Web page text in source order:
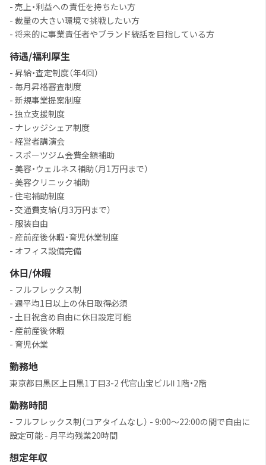
- 売上・利益への責任を持ちたい方
- 裁量の大きい環境で挑戦したい方
- 将来的に事業責任者やブランド統括を目指している方
待遇/福利厚生
- 昇給・査定制度（年4回）
- 毎月昇格審査制度
- 新規事業提案制度
- 独立支援制度
- ナレッジシェア制度
- 経営者講演会
- スポーツジム会費全額補助
- 美容・ウェルネス補助（月1万円まで）
- 美容クリニック補助
- 住宅補助制度
- 交通費支給（月3万円まで）
- 服装自由
- 産前産後休暇・育児休業制度
- オフィス設備完備
休日/休暇
- フルフレックス制
- 週平均1日以上の休日取得必須
- 土日祝含め自由に休日設定可能
- 産前産後休暇
- 育児休業
勤務地
東京都目黒区上目黒1丁目3-2 代官山宝ビルⅡ 1階・2階
勤務時間
- フルフレックス制（コアタイムなし） - 9:00〜22:00の間で自由に
設定可能 - 月平均残業20時間
想定年収